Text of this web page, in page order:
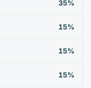
35%
15%
15%
15%